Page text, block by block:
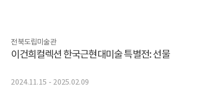
전북도립미술관
이건희컬렉션 한국근현대미술 특별전: 선물
2024.11.15 - 2025.02.09